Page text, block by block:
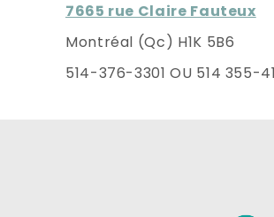
7665 rue Claire Fauteux
Montréal (Qc) H1K 5B6
514-376-3301 OU 514 355-